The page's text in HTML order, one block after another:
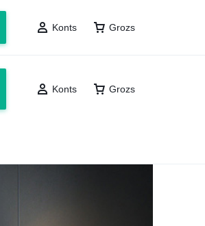
Konts Grozs
Konts Grozs